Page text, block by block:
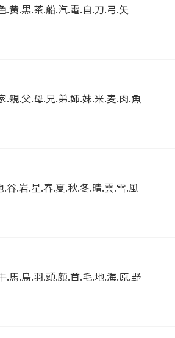
.黄.黒.茶.船.汽.電.自.刀.弓.矢
親.父.母.兄.弟.姉.妹.米.麦.肉.魚
谷.岩.星.春.夏.秋.冬.晴.雲.雪.風
馬.鳥.羽.頭.顔.首.毛.地.海.原.野